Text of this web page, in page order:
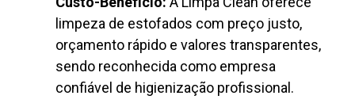
limpeza de estofados com preço justo,
orçamento rápido e valores transparentes,
sendo reconhecida como empresa
confiável de higienização profissional.